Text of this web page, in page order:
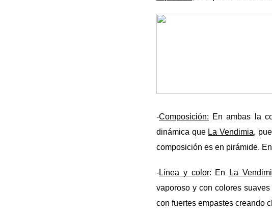
-Composición: En ambas la
dinámica que La Vendimia,
composición es en pirámide.
-Línea y color: En La
vaporoso y con colores
con fuertes empastes creando